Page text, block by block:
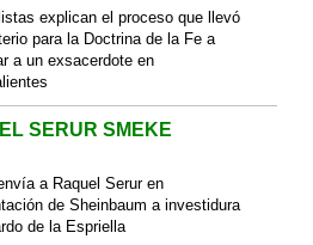
explican el proceso que llevó
para la Doctrina de la Fe a
a un exsacerdote en
SERUR SMEKE
a Raquel Serur en
de Sheinbaum a investidura
de la Espriella